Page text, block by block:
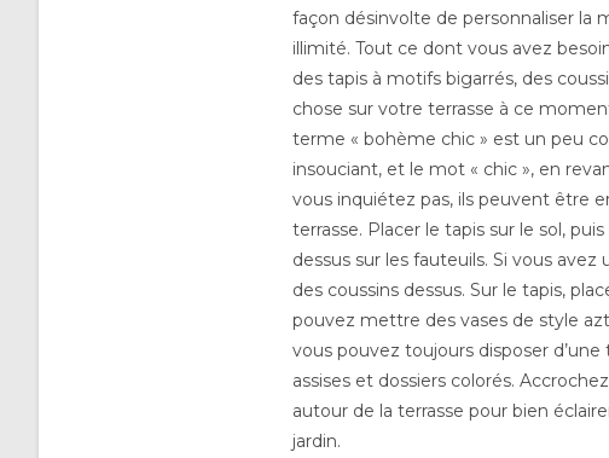
façon désinvolte de personnaliser la
illimité. Tout ce dont vous avez
des tapis à motifs bigarrés, des
chose sur votre terrasse à ce
terme « bohème chic » est un peu
insouciant, et le mot « chic », en
vous inquiétez pas, ils peuvent être
terrasse. Placer le tapis sur le sol,
dessus sur les fauteuils. Si vous
des coussins dessus. Sur le tapis,
pouvez mettre des vases de style
vous pouvez toujours disposer
assises et dossiers colorés.
autour de la terrasse pour bien
jardin.